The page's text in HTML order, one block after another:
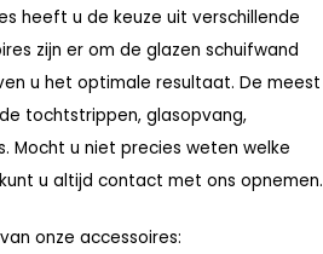
heeft u de keuze uit verschillende
zijn er om de glazen schuifwand
u het optimale resultaat. De meest
tochtstrippen, glasopvang,
Mocht u niet precies weten welke
u altijd contact met ons opnemen.
onze accessoires: